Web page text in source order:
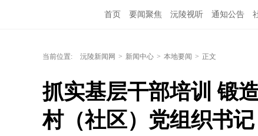
首页 要闻聚焦 沅陵视听 通知公告
当前位置: 沅陵新闻网 > 新闻中心 > 本地要闻 > 正文
抓实基层干部培训 锻
村（社区）党组织书